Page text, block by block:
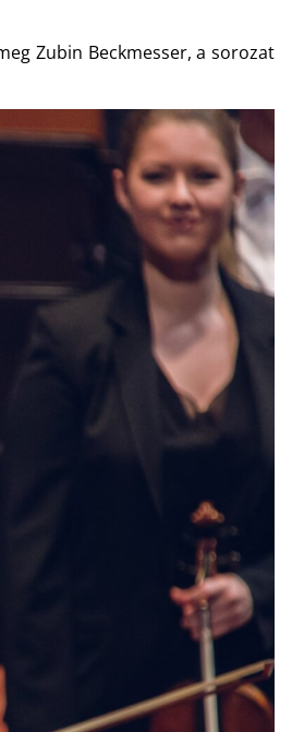
Zubin Beckmesser, a sorozat